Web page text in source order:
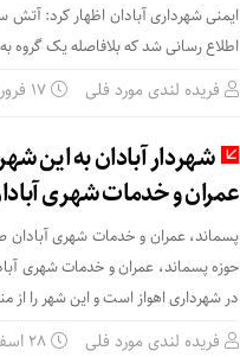
ایمنی شهرداری آبادان اظهار کرد:
اطلاع رسانی شد که بلافاصله یک
فریده لندی مورد فلی ۱۷ فروردین
شهردار آبادان به این
عمران و خدمات شهری
پسماند، عمران و خدمات شهری آبادان
حوزه پسماند، عمران و خدمات شهری
در شهرداری اهواز است و این شهر را از
فریده لندی مورد فلی ۲۸ اسفند